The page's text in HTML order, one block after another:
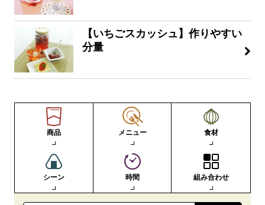
【いちごスカッシュ】作りやすい
分量
商品 メニュー 食材
シーン 時間 組み合わせ